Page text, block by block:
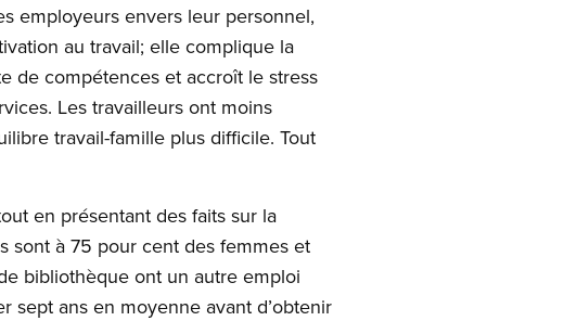
employeurs envers leur personnel,
au travail; elle complique la
de compétences et accroît le stress
Les travailleurs ont moins
travail-famille plus difficile. Tout
en présentant des faits sur la
sont à 75 pour cent des femmes et
bibliothèque ont un autre emploi
sept ans en moyenne avant d’obtenir